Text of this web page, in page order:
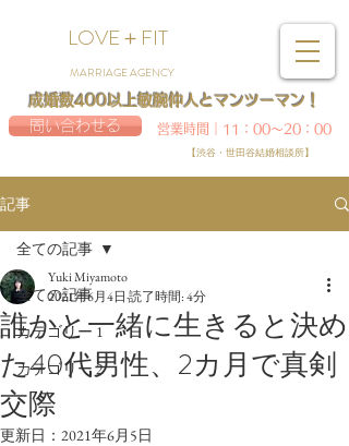
LOVE＋FIT
MARRIAGE AGENCY
問い合わせる
【渋谷・世田谷結婚相談所】
成婚数400以上敏腕仲人とマンツーマン！
営業時間｜11：00～20：00
記事
全ての記事
カテゴリー 1
カテゴリー 2
全ての記事
誰かと一緒に生きると決め
た40代男性、2カ月で真剣
交際
Yuki Miyamoto
2021年6月4日 読了時間: 4分
更新日： 2021年6月5日